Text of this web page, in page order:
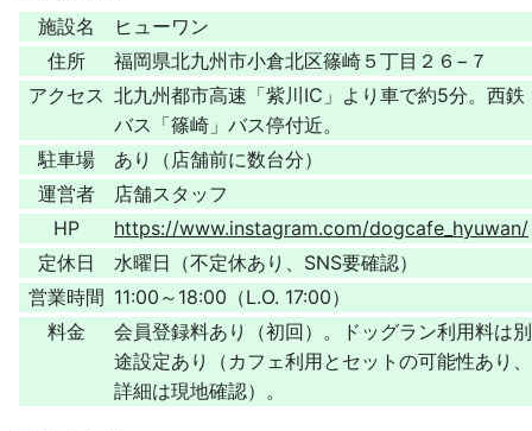
施設名
ヒューワン
住所
福岡県北九州市小倉北区篠崎５丁目２６−７
アクセス 北九州都市高速「紫川IC」より車で約5分。西鉄
バス「篠崎」バス停付近。
駐車場
あり（店舗前に数台分）
運営者
店舗スタッフ
HP
https://www.instagram.com/dogcafe_hyuwan/
定休日
水曜日（不定休あり、SNS要確認）
営業時間 11:00～18:00（L.O. 17:00）
料金
会員登録料あり（初回）。ドッグラン利用料は別
途設定あり（カフェ利用とセットの可能性あり、
詳細は現地確認）。